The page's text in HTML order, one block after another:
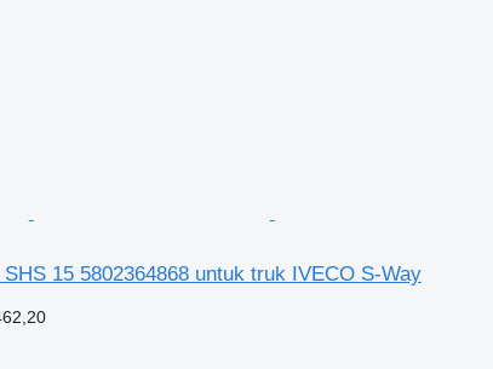
15 5802364868 untuk truk IVECO S-Way